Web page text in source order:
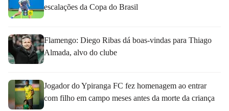
escalações da Copa do Brasil
Flamengo: Diego Ribas dá boas-vindas para Thiago
Almada, alvo do clube
Jogador do Ypiranga FC fez homenagem ao entrar
com filho em campo meses antes da morte da criança